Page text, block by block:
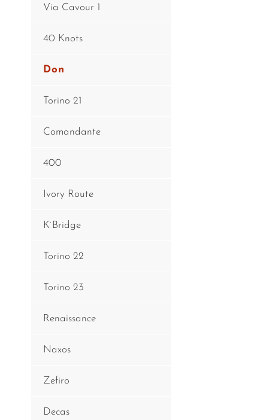
Via Cavour 1
40 Knots
Don
Torino 21
Comandante
400
Ivory Route
K`Bridge
Torino 22
Torino 23
Renaissance
Naxos
Zefiro
Decas